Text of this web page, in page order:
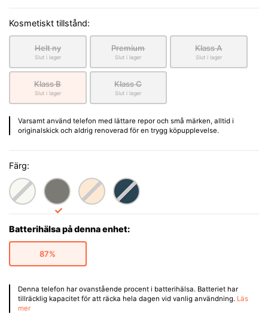
Kosmetiskt tillstånd:
Helt ny
Slut i lager
Premium
Slut i lager
Klass A
Slut i lager
Klass B
Slut i lager
Klass C
Slut i lager
Varsamt använd telefon med lättare repor och små märken, alltid i
originalskick och aldrig renoverad för en trygg köpupplevelse.
Färg:
Batterihälsa på denna enhet:
87%
Denna telefon har ovanstående procent i batterihälsa. Batteriet har
tillräcklig kapacitet för att räcka hela dagen vid vanlig användning. Läs
mer